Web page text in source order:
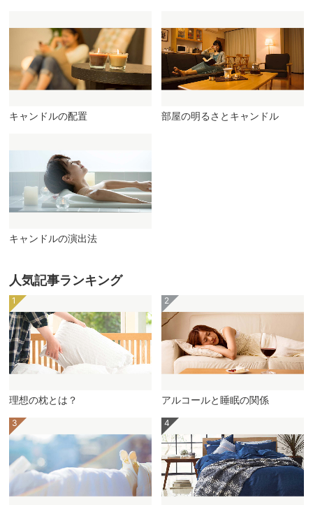
キャンドルの配置 部屋の明るさとキャンドル
キャンドルの演出法
人気記事ランキング
理想の枕とは？ アルコールと睡眠の関係